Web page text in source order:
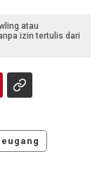
atau
izin tertulis dari